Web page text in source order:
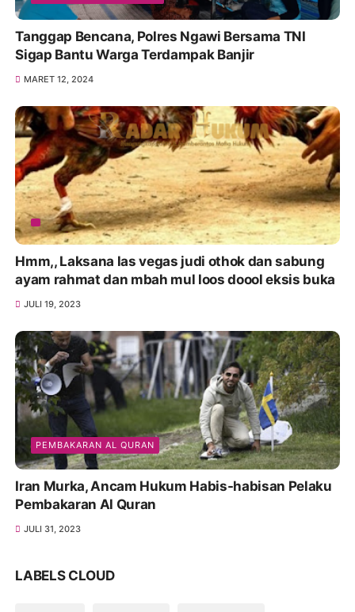
Tanggap Bencana, Polres Ngawi Bersama TNI
Sigap Bantu Warga Terdampak Banjir
MARET 12, 2024
Hmm,, Laksana las vegas judi othok dan sabung
ayam rahmat dan mbah mul loos doool eksis buka
JULI 19, 2023
PEMBAKARAN AL QURAN
Iran Murka, Ancam Hukum Habis-habisan Pelaku
Pembakaran Al Quran
JULI 31, 2023
LABELS CLOUD